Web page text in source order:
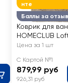
нте
Баллы за отзыв
Коврик для
HOMECLUB
50x80см, в
GS22-02LOFT
Цена за 1 шт
С Картой №1
879,99 руб
926,31 руб